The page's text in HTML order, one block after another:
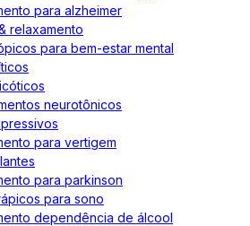
para alzheimer
relaxamento
para bem-estar mental
neurotônicos
para vertigem
para parkinson
para sono
dependência de álcool